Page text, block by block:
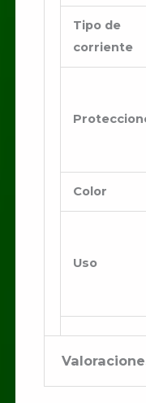
Tipo de
corriente
Color
Uso